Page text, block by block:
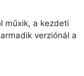
műxik, a kezdeti
verziónál a